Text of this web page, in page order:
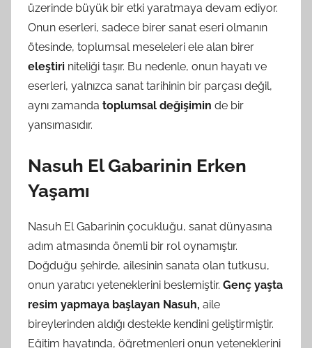
üzerinde büyük bir etki yaratmaya devam ediyor.
Onun eserleri, sadece birer sanat eseri olmanın
ötesinde, toplumsal meseleleri ele alan birer
eleştiri niteliği taşır. Bu nedenle, onun hayatı ve
eserleri, yalnızca sanat tarihinin bir parçası değil,
aynı zamanda toplumsal değişimin de bir
yansımasıdır.
Nasuh El Gabarinin Erken
Yaşamı
Nasuh El Gabarinin çocukluğu, sanat dünyasına
adım atmasında önemli bir rol oynamıştır.
Doğduğu şehirde, ailesinin sanata olan tutkusu,
onun yaratıcı yeteneklerini beslemiştir. Genç yaşta
resim yapmaya başlayan Nasuh, aile
bireylerinden aldığı destekle kendini geliştirmiştir.
Eğitim hayatında, öğretmenleri onun yeteneklerini